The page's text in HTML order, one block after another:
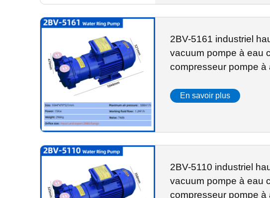
2BV-5161 industriel
vacuum pompe à eau
compresseur pompe à
En savoir plus
2BV-5110 industriel
vacuum pompe à eau
compresseur pompe à